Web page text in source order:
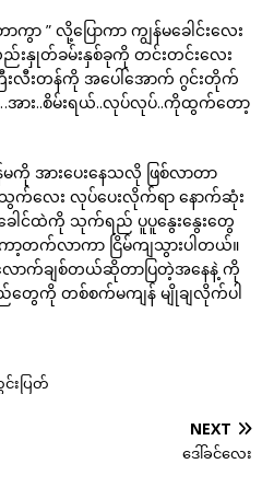
ာ ” လို့ပြောကာ ကျွန်မခေါင်းလေး
းနှုတ်ခမ်းနှစ်ခုကို တင်းတင်းလေး
းလီးတန်ကို အပေါ်အောက် ဂွင်းတိုက်
ား..စိမ်းရယ်..လုပ်လုပ်..ကိုထွက်တော့
အားပေးနေသလို ဖြစ်လာတာ
က်လေး လုပ်ပေးလိုက်ရာ နောက်ဆုံး
ါင်ထဲကို သုက်ရည် ပူပူနွေးနွေးတွေ
ာ့တက်လာကာ ငြိမ်ကျသွားပါတယ်။
ာက်ချစ်တယ်ဆိုတာပြတဲ့အနေနဲ့ ကို
ကို တစ်စက်မကျန် မျိုချလိုက်ပါ
းပြတ်
NEXT
ဒေါ်ခင်လေး